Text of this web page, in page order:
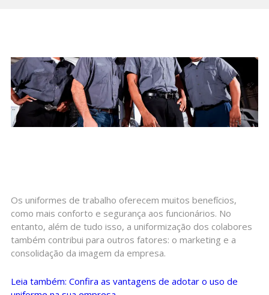
Os uniformes de trabalho oferecem muitos benefícios,
como mais conforto e segurança aos funcionários. No
entanto, além de tudo isso, a uniformização dos colabores
também contribui para outros fatores: o marketing e a
consolidação da imagem da empresa.
Leia também: Confira as vantagens de adotar o uso de